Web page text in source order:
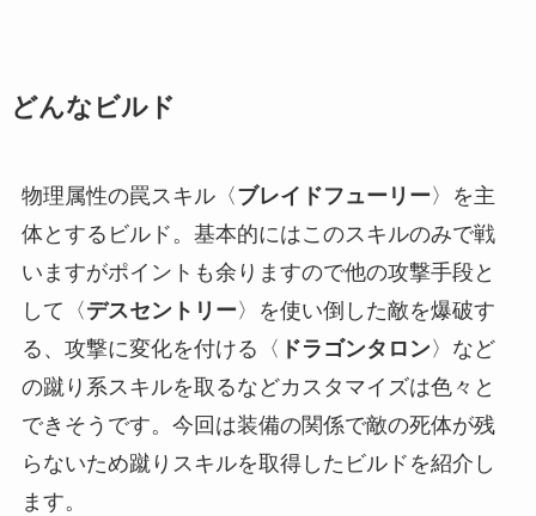
どんなビルド
物理属性の罠スキル〈 ブレイドフューリー 〉を主
体とするビルド。基本的にはこのスキルのみで戦
いますがポイントも余りますので他の攻撃手段と
して〈 デスセントリー 〉を使い倒した敵を爆破す
る、攻撃に変化を付ける〈 ドラゴンタロン〉など
の蹴り系スキルを取るなどカスタマイズは色々と
できそうです。今回は装備の関係で敵の死体が残
らないため蹴りスキルを取得したビルドを紹介し
ます。